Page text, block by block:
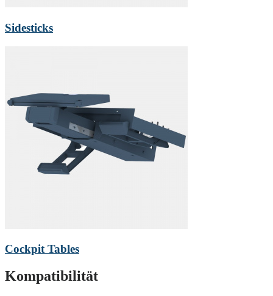
Sidesticks
Cockpit Tables
Kompatibilität